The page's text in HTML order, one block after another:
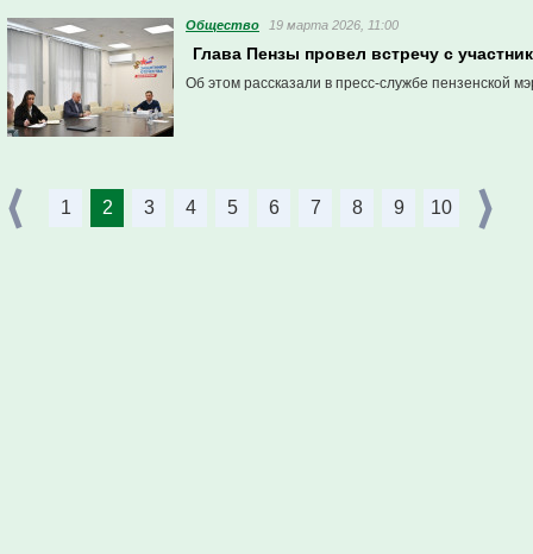
Общество 19 марта 2026, 11:00
Глава Пензы провел встречу с
Об этом рассказали в пресс-службе пензенской
1 2 3 4 5 6 7 8 9 10